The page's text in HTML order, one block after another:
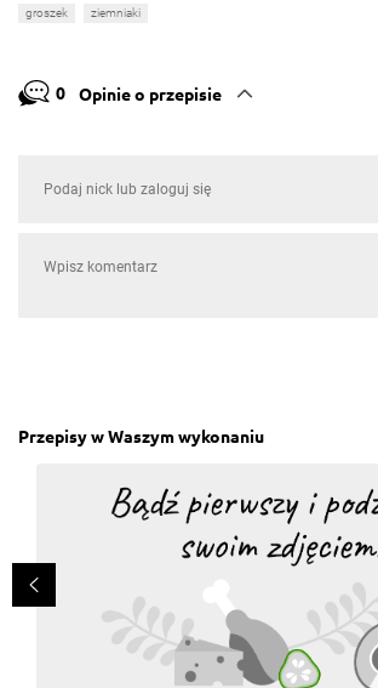
groszek
ziemniaki
0 Opinie o przepisie
Przepisy w Waszym wykonaniu